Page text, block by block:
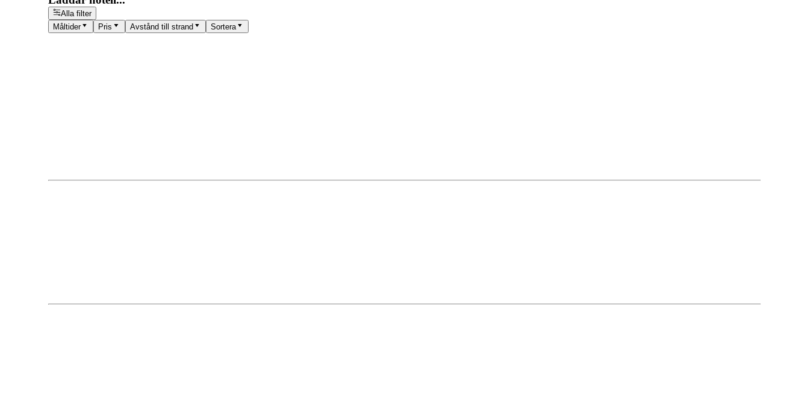
Alla filter
Måltider
Pris Avstånd till strand Sortera